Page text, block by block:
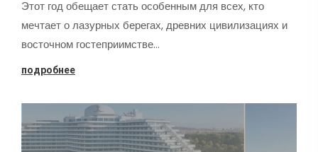
Этот год обещает стать особенным для всех, кто
мечтает о лазурных берегах, древних цивилизациях и
восточном гостеприимстве…
подробнее